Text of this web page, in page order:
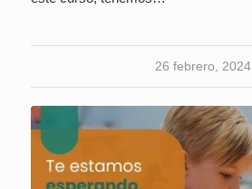
26 febrero, 2024